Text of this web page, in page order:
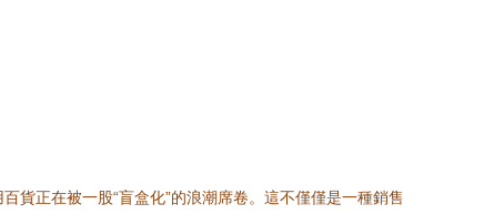
正在被一股“盲盒化”的浪潮席卷。這不僅僅是一種銷售